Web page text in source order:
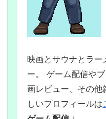
映画とサウナとラー
ー。 ゲーム配信や
画レビュー、その他
しいプロフィールは